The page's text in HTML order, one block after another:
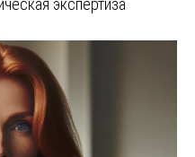
экспертиза